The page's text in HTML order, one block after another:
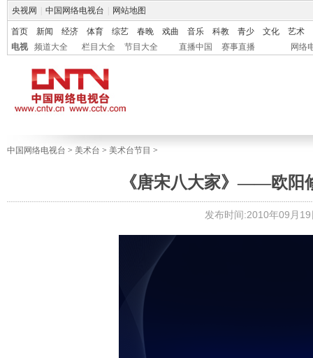
央视网 中国网络电视台 网站地图
首页 新闻 经济 体育 综艺 春晚 戏曲 音乐 科教 青少 文化
艺术
电视
频道大全 栏目大全 节目大全 直播中国 赛事直播 网络
中国网络电视台 > 美术台 > 美术台节目 >
《唐宋八大家》——欧阳
发布时间:2010年09月